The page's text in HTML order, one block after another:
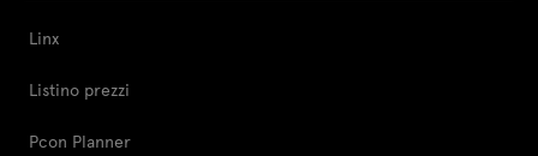
Linx
Listino prezzi
Pcon Planner